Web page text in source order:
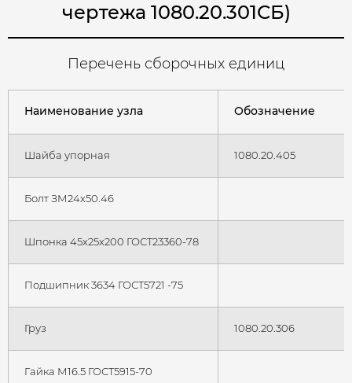
чертежа 1080.20.301СБ)
Перечень сборочных единиц
Наименование узла Обозначение
Шайба упорная 1080.20.405
Болт ЗМ24х50.46
Шпонка 45x25x200 ГОСТ23360-78
Подшипник 3634 ГОСТ5721 -75
Груз 1080.20.306
Гайка М16.5 ГОСТ5915-70